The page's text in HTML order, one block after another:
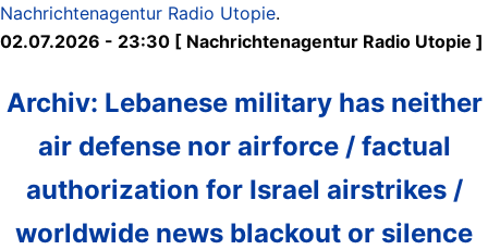
Nachrichtenagentur Radio Utopie.
02.07.2026 - 23:30 [ Nachrichtenagentur Radio Utopie ]
Archiv: Lebanese military has neither
air defense nor airforce / factual
authorization for Israel airstrikes /
worldwide news blackout or silence